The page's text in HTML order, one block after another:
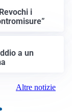
i
a un
Altre notizie